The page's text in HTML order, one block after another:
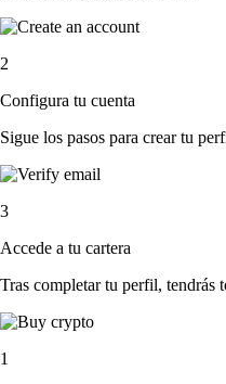
2
Configura tu cuenta
Sigue los pasos para crear tu
3
Accede a tu cartera
Tras completar tu perfil, tendrás
1